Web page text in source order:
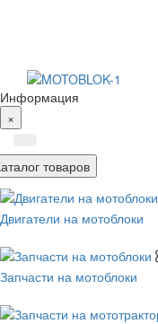
Информация
×
товаров
Двигатели на мотоблоки
Запчасти на мотоблоки